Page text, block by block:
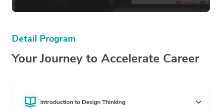
Detail Program
Your Journey to Accelerate Career
Introduction to Design Thinking